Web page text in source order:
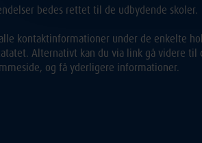
bedes rettet til de udbydende skoler.
kontaktinformationer under de enkelte
Alternativt kan du via link gå videre til
og få yderligere informationer.